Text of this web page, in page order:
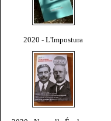
2020 - L'Impostura